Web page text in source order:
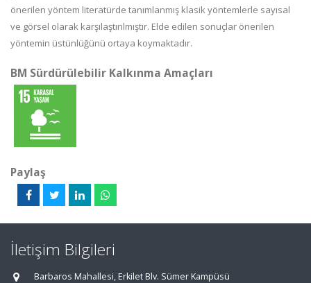
önerilen yöntem literatürde tanımlanmış klasik yöntemlerle sayısal
ve görsel olarak karşılaştırılmıştır. Elde edilen sonuçlar önerilen
yöntemin üstünlüğünü ortaya koymaktadır.
BM Sürdürülebilir Kalkınma Amaçları
Paylaş
İletişim Bilgileri
Barbaros Mahallesi, Erkilet Blv. Sümer Kampüsü